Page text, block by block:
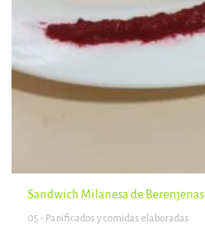
Sandwich Milanesa de Berenjenas
05 - Panificados y comidas elaboradas